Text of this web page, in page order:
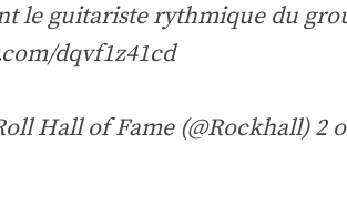
le guitariste rythmique du
dqvf1z41cd
Hall of Fame (@Rockhall)2